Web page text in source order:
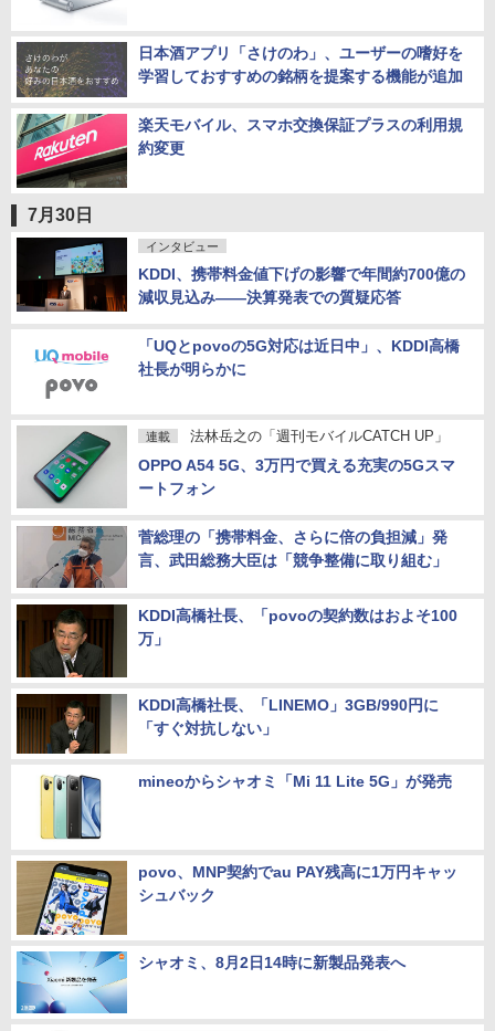
日本酒アプリ「さけのわ」、ユーザーの嗜好を
学習しておすすめの銘柄を提案する機能が追加
楽天モバイル、スマホ交換保証プラスの利用規
約変更
7月30日
インタビュー
KDDI、携帯料金値下げの影響で年間約700億の
減収見込み――決算発表での質疑応答
「UQとpovoの5G対応は近日中」、KDDI高橋
社長が明らかに
連載 法林岳之の「週刊モバイルCATCH UP」
OPPO A54 5G、3万円で買える充実の5Gスマ
ートフォン
菅総理の「携帯料金、さらに倍の負担減」発
言、武田総務大臣は「競争整備に取り組む」
KDDI高橋社長、「povoの契約数はおよそ100
万」
KDDI高橋社長、「LINEMO」3GB/990円に
「すぐ対抗しない」
mineoからシャオミ「Mi 11 Lite 5G」が発売
povo、MNP契約でau PAY残高に1万円キャッ
シュバック
シャオミ、8月2日14時に新製品発表へ